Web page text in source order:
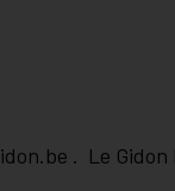
. Le